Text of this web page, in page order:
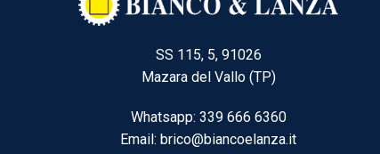
SS 115, 5, 91026
Mazara del Vallo (TP)
Whatsapp: 339 666 6360
Email: brico@biancoelanza.it